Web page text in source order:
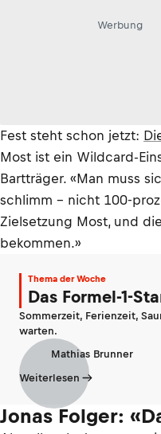
Werbung
Fest steht schon jetzt:
Most ist ein Wildcard-
Bartträger. «Man muss
schlimm – nicht 100-
Zielsetzung Most, und
bekommen.»
Thema der Woche
Das Formel-1-
Sommerzeit, Ferienzeit,
warten.
Mathias Brunner
Weiterlesen
Jonas Folger: